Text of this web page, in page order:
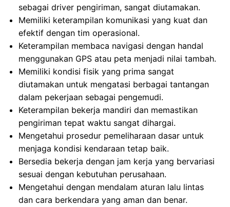
sebagai driver pengiriman, sangat diutamakan.
Memiliki keterampilan komunikasi yang kuat dan
efektif dengan tim operasional.
Keterampilan membaca navigasi dengan handal
menggunakan GPS atau peta menjadi nilai tambah.
Memiliki kondisi fisik yang prima sangat
diutamakan untuk mengatasi berbagai tantangan
dalam pekerjaan sebagai pengemudi.
Keterampilan bekerja mandiri dan memastikan
pengiriman tepat waktu sangat dihargai.
Mengetahui prosedur pemeliharaan dasar untuk
menjaga kondisi kendaraan tetap baik.
Bersedia bekerja dengan jam kerja yang bervariasi
sesuai dengan kebutuhan perusahaan.
Mengetahui dengan mendalam aturan lalu lintas
dan cara berkendara yang aman dan benar.